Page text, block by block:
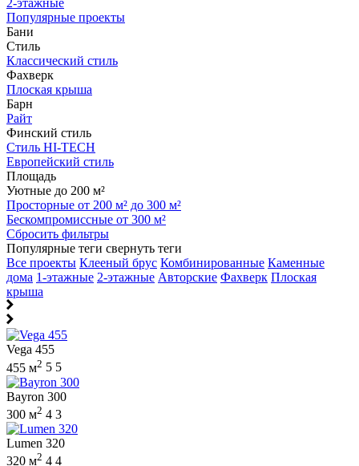
2-этажные
Популярные проекты
Бани
Стиль
Классический стиль
Фахверк
Плоская крыша
Барн
Райт
Финский стиль
Стиль HI-TECH
Европейский стиль
Площадь
Уютные до 200 м²
Просторные от 200 м² до 300 м²
Бескомпромиссные от 300 м²
Сбросить фильтры
Популярные теги свернуть теги
Все проекты Клееный брус Комбинированные Каменные
дома 1-этажные 2-этажные Авторские Фахверк Плоская
крыша
Vega 455
455 м2 5 5
Bayron 300
300 м2 4 3
Lumen 320
320 м2 4 4